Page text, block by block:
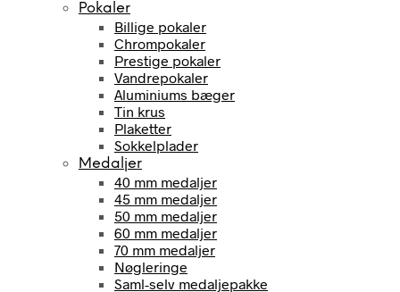
Pokaler
Billige pokaler
Chrompokaler
Prestige pokaler
Vandrepokaler
Aluminiums bæger
Tin krus
Plaketter
Sokkelplader
Medaljer
40 mm medaljer
45 mm medaljer
50 mm medaljer
60 mm medaljer
70 mm medaljer
Nøgleringe
Saml-selv medaljepakke